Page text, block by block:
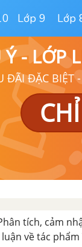
Lớp 9 Lớp
Ý - LỚP
ĐÃI ĐẶC BIỆT
tích, cảm
về tác